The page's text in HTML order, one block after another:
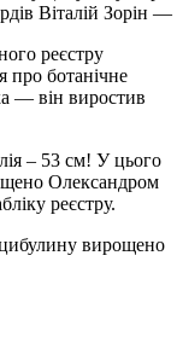
Віталій Зорін
реєстру
про ботанічне
— він виростив
– 53 см! У цього
Олександром
реєстру.